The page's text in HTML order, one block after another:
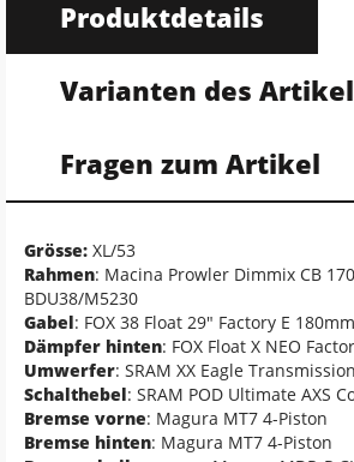
Produktdetails
Varianten des
Fragen zum Artikel
Grösse: XL/53
Rahmen: Macina Prowler Dimmix CB
BDU38/M5230
Gabel: FOX 38 Float 29" Factory E
Dämpfer hinten: FOX Float X NEO
Umwerfer: SRAM XX Eagle
Schalthebel: SRAM POD Ultimate AXS
Bremse vorne: Magura MT7 4-Piston
Bremse hinten: Magura MT7 4-Piston